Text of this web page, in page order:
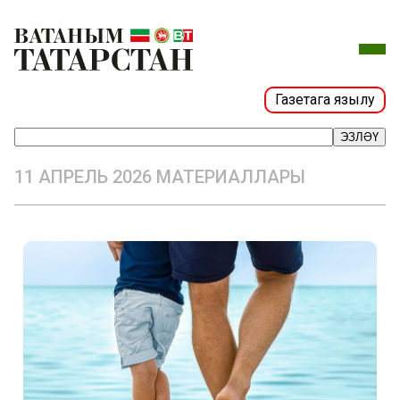
Газетага язылу
ЭЗЛӘҮ
11 АПРЕЛЬ 2026 МАТЕРИАЛЛАРЫ